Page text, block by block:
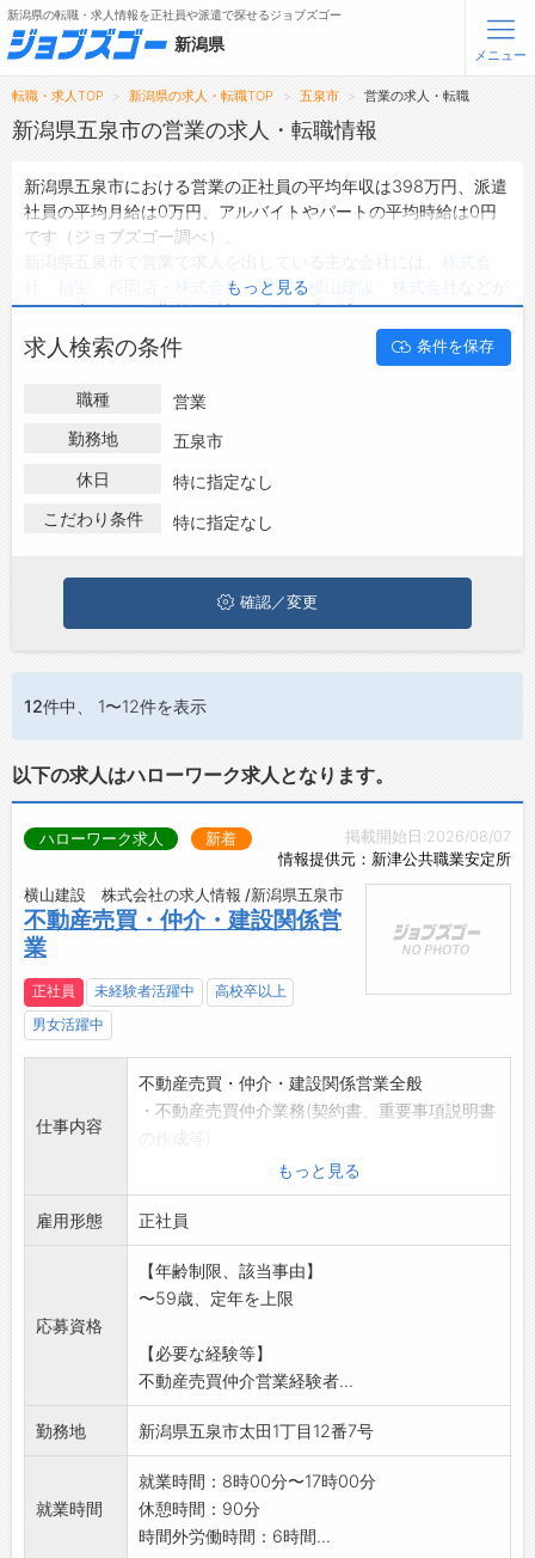
無料会員登録 ログイン
メニュー
トップ
転職支援サービスについて
転職ノウハウ(応募書類の書き方・面接対策など)
ジョブズゴーについて
会社概要
新潟県の転職・求人情報を正社員や派遣で探せるジョブズゴー
新潟県
メニュー
転職・求人TOP 新潟県の求人・転職TOP 五泉市 営業の求人・転職
新潟県五泉市の営業の求人・転職情報
新潟県五泉市における営業の正社員の平均年収は398万円、派遣
社員の平均月給は0万円、アルバイトやパートの平均時給は0円
です（ジョブズゴー調べ）。
株式会社 吉忠・
あり、未経験や短期等ご希望の条件で絞り込みができます。
新潟県五泉市の地域密着型の求人サイトであるジョブズゴーでは
新潟県五泉市の求人情報を5件取り扱っており、そのうち正社員
は5件、
は0件です。
ハローワークにはない求人も多数扱っており、転職だけでなく、
五泉市で営業の求人・転職情報を探している方は、ぜひ興味のあ
る職種に応募してみてくださいね。
もっと見る
求人検索の条件 条件を保存
職種
営業
勤務地
五泉市
休日
特に指定なし
こだわり条件
特に指定なし
確認／変更
12件中、 1〜12件を表示
以下の求人はハローワーク求人となります。
掲載開始日:2026/08/07
情報提供元：新津公共職業安定所
ハローワーク求人 新着
横山建設 株式会社の求人情報 /新潟県五泉市
不動産売買・仲介・建設関係営
業
正社員 未経験者活躍中
高校卒以上
男女活躍中
仕事内容
不動産売買・仲介・建設関係営業全般
・不動産売買仲介業務(契約書、重要事項説明書
・賃貸アパート・マンションの管理業務(入居者
対応・契約等)
・建設関係営業業務
・その他お問合せ対応等
変更範囲:変更なし
もっと見る
雇用形態 正社員
応募資格
【年齢制限、該当事由】
〜59歳、定年を上限
【必要な経験等】
不動産売買仲介営業経験者...
勤務地 新潟県五泉市太田1丁目12番7号
就業時間
就業時間：8時00分〜17時00分
休憩時間：90分
時間外労働時間：6時間...